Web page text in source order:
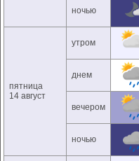
ночью
пятница
14 август
утром
днем
вечером
ночью